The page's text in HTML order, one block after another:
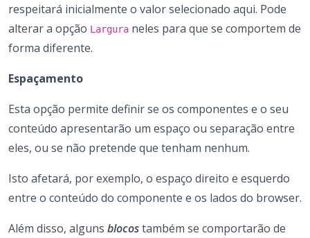
respeitará inicialmente o valor selecionado aqui. Pode
alterar a opção Largura neles para que se comportem de
forma diferente.
Espaçamento
Esta opção permite definir se os componentes e o seu
conteúdo apresentarão um espaço ou separação entre
eles, ou se não pretende que tenham nenhum.
Isto afetará, por exemplo, o espaço direito e esquerdo
entre o conteúdo do componente e os lados do browser.
Além disso, alguns blocostambém se comportarão de